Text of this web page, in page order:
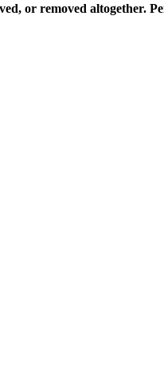
or removed altogether.